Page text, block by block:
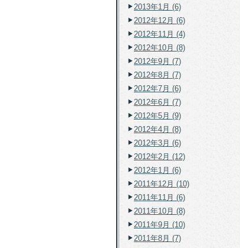
2013年1月 (6)
2012年12月 (6)
2012年11月 (4)
2012年10月 (8)
2012年9月 (7)
2012年8月 (7)
2012年7月 (6)
2012年6月 (7)
2012年5月 (9)
2012年4月 (8)
2012年3月 (6)
2012年2月 (12)
2012年1月 (6)
2011年12月 (10)
2011年11月 (6)
2011年10月 (8)
2011年9月 (10)
2011年8月 (7)